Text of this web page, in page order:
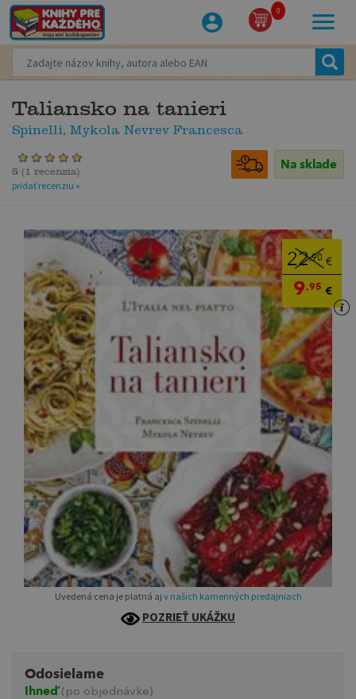
0
Taliansko na tanieri
Spinelli, Mykola Nevrev Francesca
Na sklade
5 ( 1 recenzia)
pridať recenziu »
22,90 €
9,95 €
Uvedená cena je platná aj v našich kamenných predajniach
POZRIEŤ UKÁŽKU
Odosielame
Ihneď(po objednávke)